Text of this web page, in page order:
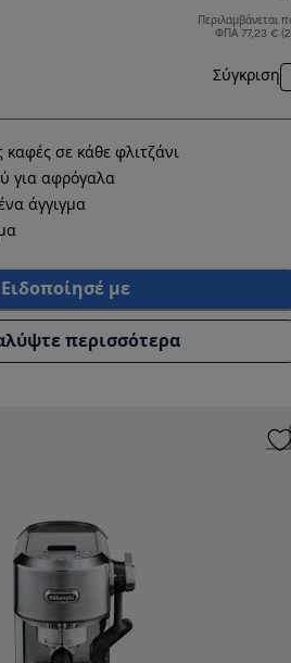
Περιλαμβάνεται
ΦΠΑ 77,23 €
Σύγκριση
σε κάθε φλιτζάνι
για αφρόγαλα
άγγιγμα
Ειδοποίησέ με
περισσότερα